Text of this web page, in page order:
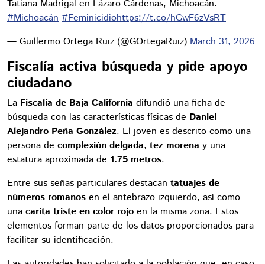
Tatiana Madrigal en Lázaro Cárdenas, Michoacán.
#Michoacán #Feminicidiohttps://t.co/hGwF6zVsRT
— Guillermo Ortega Ruiz (@GOrtegaRuiz) March 31, 2026
Fiscalía activa búsqueda y pide apoyo
ciudadano
La Fiscalía de Baja California difundió una ficha de
búsqueda con las características físicas de Daniel
Alejandro Peña González. El joven es descrito como una
persona de complexión delgada, tez morena y una
estatura aproximada de 1.75 metros.
Entre sus señas particulares destacan tatuajes de
números romanos en el antebrazo izquierdo, así como
una carita triste en color rojo en la misma zona. Estos
elementos forman parte de los datos proporcionados para
facilitar su identificación.